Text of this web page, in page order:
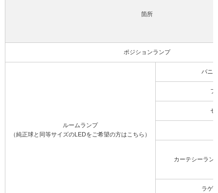
箇所
ポジションランプ
ルームランプ
（純正球と同等サイズのLEDをご希望の方はこちら）
バニ
フ
セ
カーテシーラン
ラゲ